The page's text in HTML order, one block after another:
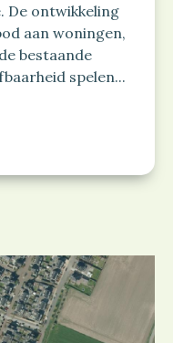
De ontwikkeling
aan woningen,
bestaande
spelen...